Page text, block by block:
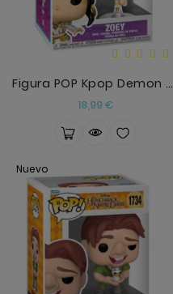
Figura POP Kpop Demon Hunters Zoey
18,99 €Precio
Nuevo